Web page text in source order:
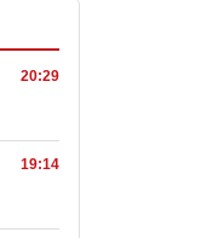
20:29
19:14